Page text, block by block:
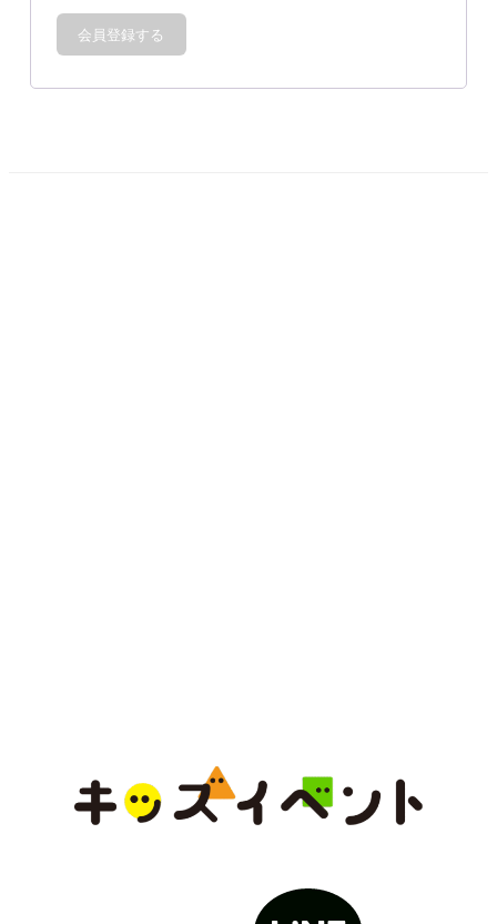
会員登録する